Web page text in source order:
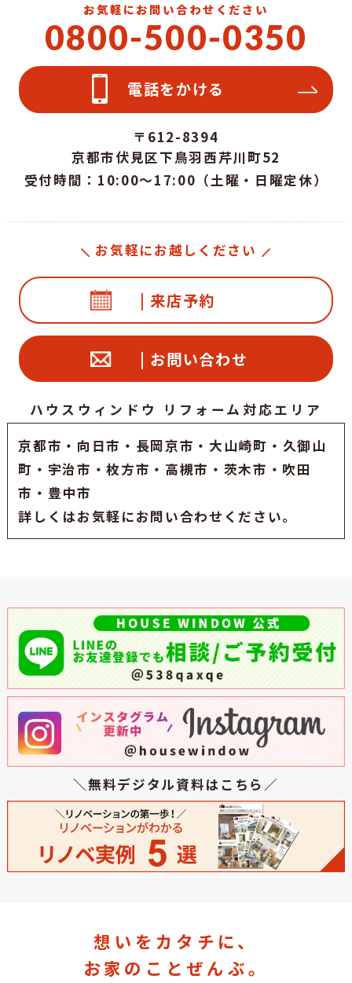
お気軽にお問い合わせください
0800-500-0350
電話をかける
〒612-8394
京都市伏見区下鳥羽西芹川町52
受付時間：10:00～17:00（土曜・日曜定休）
お気軽にお越しください
| 来店予約
| お問い合わせ
ハウスウィンドウ リフォーム対応エリア
京都市 ・ 向日市 ・ 長岡京市 ・大山崎町・久御山
町・ 宇治市 ・枚方市・高槻市・茨木市・吹田
市・豊中市
詳しくはお気軽にお問い合わせください。
＼無料デジタル資料はこちら／
想いをカタチに、
お家のことぜんぶ。